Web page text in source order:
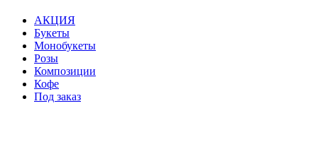
АКЦИЯ
Букеты
Монобукеты
Розы
Композиции
Кофе
Под заказ